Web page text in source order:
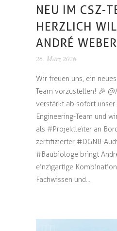
NEU IM CSZ-
HERZLICH
ANDRÉ WEBER
26. März 2026
Wir freuen uns, ein
Team vorzustellen! 🎉
verstärkt ab sofort unser
Engineering-Team und
als #Projektleiter an
zertifizierter #DGNB-
#Baubiologe bringt
einzigartige
Fachwissen und...